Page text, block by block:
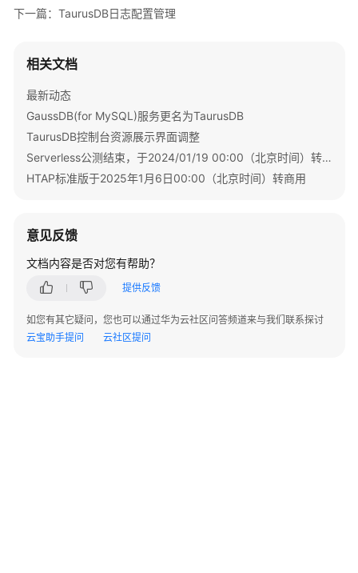
买
接
实
例
使
库
数
据
迁
移
下一篇：TaurusDB日志配置管理
相关文档
最新动态
GaussDB(for MySQL)服务更名为TaurusDB
TaurusDB控制台资源展示界面调整
Serverless公测结束，于2024/01/19 00:00（北京时间）转商用
HTAP标准版于2025年1月6日00:00（北京时间）转商用
意见反馈
文档内容是否对您有帮助？
提供反馈
如您有其它疑问，您也可以通过华为云社区问答频道来与我们联系探讨
云宝助手提问
云社区提问